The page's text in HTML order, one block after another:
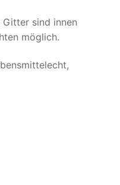
sind innen
möglich.